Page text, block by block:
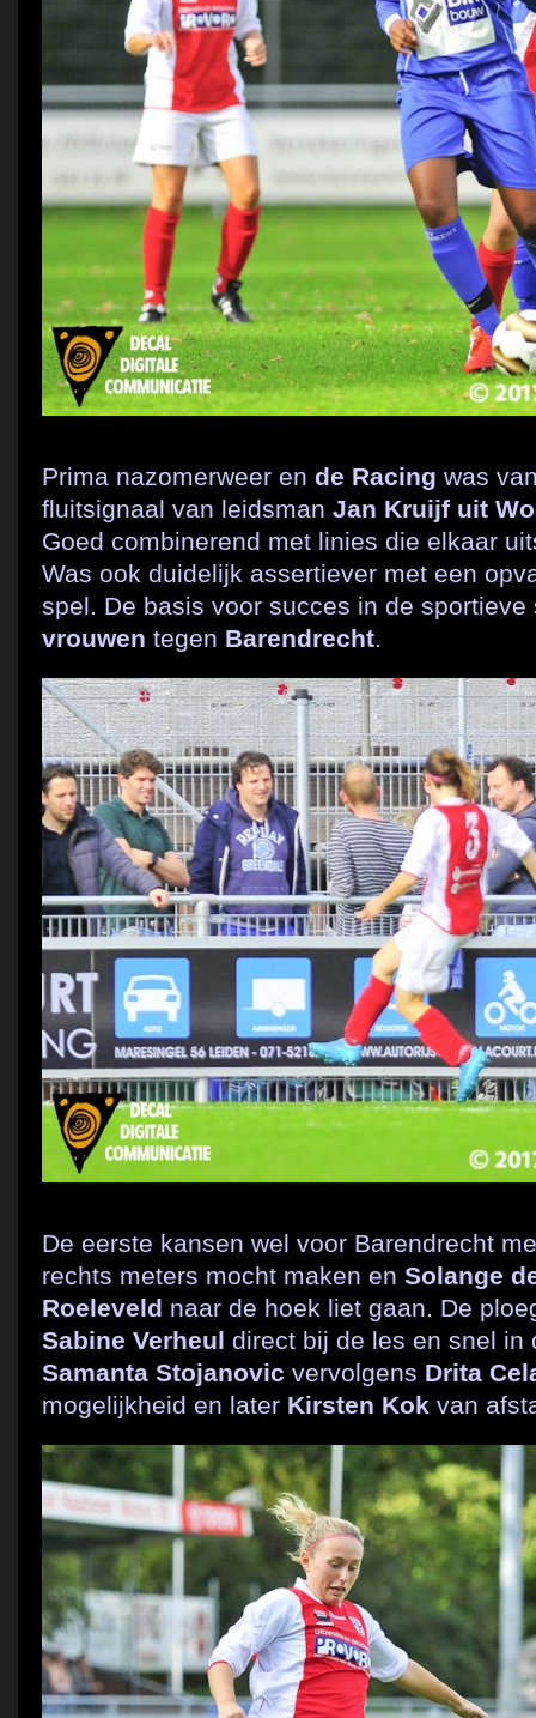
Prima nazomerweer en de Racing was
fluitsignaal van leidsman Jan Kruijf uit
Goed combinerend met linies die elkaar
Was ook duidelijk assertiever met een
spel. De basis voor succes in de
vrouwen tegen Barendrecht.
De eerste kansen wel voor Barendrecht
rechts meters mocht maken en Solange
Roeleveld naar de hoek liet gaan. De
Sabine Verheul direct bij de les en snel in
Samanta Stojanovic vervolgens Drita
mogelijkheid en later Kirsten Kok van